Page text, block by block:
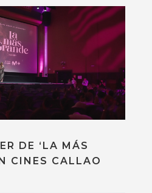
DE ‘LA MÁS
CINES CALLAO